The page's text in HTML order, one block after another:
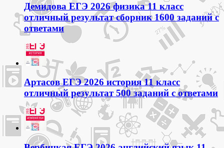
Демидова ЕГЭ 2026 физика 11 класс
отличный результат сборник 1600 заданий с
ответами
Артасов ЕГЭ 2026 история 11 класс
отличный результат 500 заданий с ответами